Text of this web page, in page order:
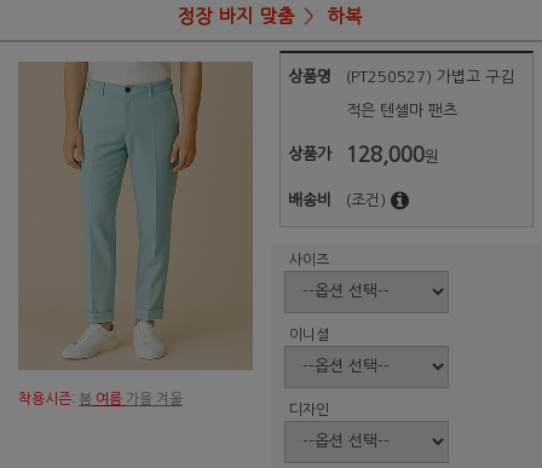
정장 바지 맞춤 하복
착용시즌: 봄 여름 가을 겨울
상품명 (PT250527) 가볍고 구김
적은 텐셀마 팬츠
상품가 128,000원
배송비 (조건)
사이즈
이니셜
디자인